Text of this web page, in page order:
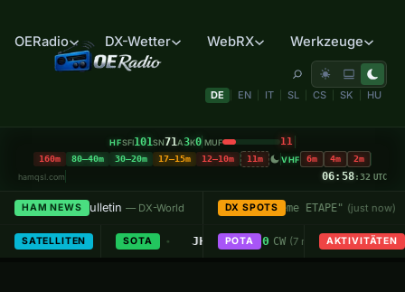
OERadio DX-Wetter WebRX Werkzeuge
DE EN IT SL CS SK HU
HFSFI101SN71A3K0 MUF 11
160m 80–40m 30–20m 17–15m 12–10m 11m VHF 6m 4m
2m
hamqsl.com
06:58:33 UTC
HAM NEWS
Bulletin— DX-World • Send Malawian Radio Operators to
DX SPOTS
7089.0 "TOUR DE FRANCE FEMININ 7eme ETAPE" (just now) •
SATELLITEN
• SO-50 · 436.795 MHz FM · ↑ 08:30 ↓ 08:36 · Max 23°
SOTA
CW (4 min ago) JH0WMN/8 JA8/SB-005 Nisekoannupuri (5 min
POTA
모악산도립공원 Provincial Park 14021.0 CW (7 min ago) KG5EHL
AKTIVITÄTEN
ab 18:45h Lokalzeit · Start am OE8XNK 145.762.5, -0.6 MHz